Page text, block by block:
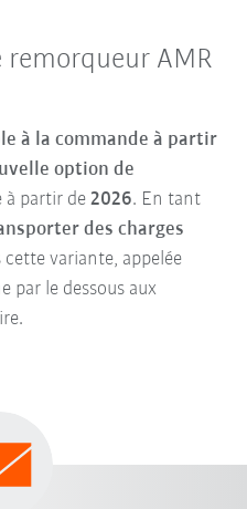
remorqueur AMR
à la commande à partir
option de
à partir de2026. En tant
des charges
cette variante, appelée
par le dessous aux